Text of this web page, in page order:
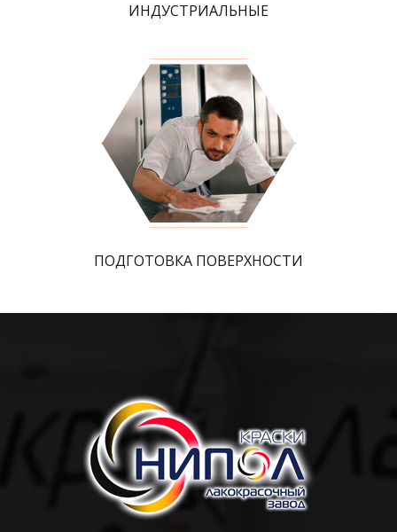
ИНДУСТРИАЛЬНЫЕ
ПОДГОТОВКА ПОВЕРХНОСТИ